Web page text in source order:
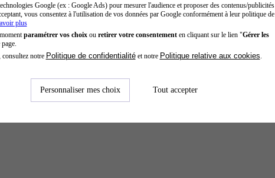
Google (ex : Google Ads) pour mesurer l'audience et proposer des contenus/publicités
vous consentez à l'utilisation de vos données par Google conformément à leur politique de
plus
paramétrer vos choixou retirer votre consentementen cliquant sur le lien "Gérer les
notre Politique de confidentialitéet notre Politique relative aux cookies
Personnaliser mes choix Tout accepter